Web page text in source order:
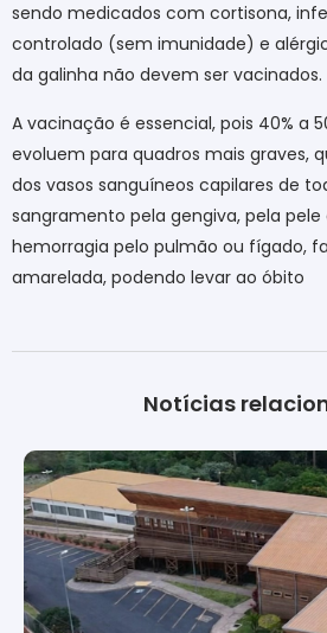
sendo medicados com cortisona,
controlado (sem imunidade) e
da galinha não devem ser vacinados.
A vacinação é essencial, pois 40% a
evoluem para quadros mais graves,
dos vasos sanguíneos capilares de
sangramento pela gengiva, pela
hemorragia pelo pulmão ou fígado,
amarelada, podendo levar ao óbito
Notícias